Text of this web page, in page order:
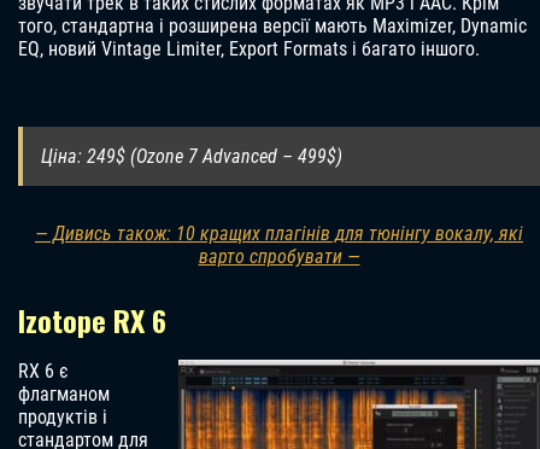
того, стандартна і розширена версії мають Maximizer, Dynamic
EQ, новий Vintage Limiter, Export Formats і багато іншого.
Ціна: 249$ (Ozone 7 Advanced – 499$)
— Дивись також: 10 кращих плагінів для тюнінгу вокалу, які
варто спробувати —
Izotope RX 6
RX 6 є
флагманом
продуктів і
стандартом для